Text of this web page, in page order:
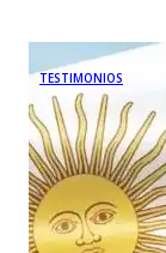
TESTIMONIOS